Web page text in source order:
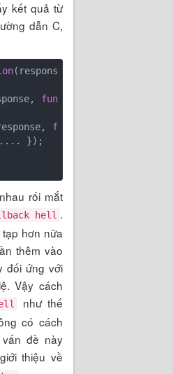
kết quả từ
dẫn C,
( respons
fun
response,
f
});
rối mắt
hell .
hơn nữa
thêm vào
đối ứng với
Vậy cách
như thế
có cách
đề này
giới thiệu về